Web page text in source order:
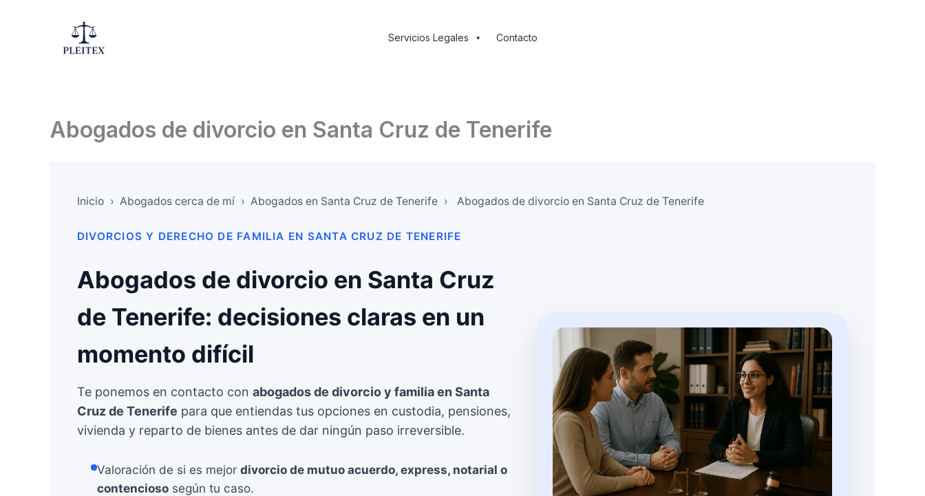
Servicios Legales Contacto
Abogados de divorcio en Santa Cruz de Tenerife
Inicio › Abogados cerca de mí › Abogados en Santa Cruz de Tenerife › Abogados de divorcio en Santa Cruz de Tenerife
DIVORCIOS Y DERECHO DE FAMILIA EN SANTA CRUZ DE TENERIFE
Abogados de divorcio en Santa Cruz
de Tenerife: decisiones claras en un
momento difícil
Te ponemos en contacto con abogados de divorcio y familia en Santa
Cruz de Tenerife para que entiendas tus opciones en custodia, pensiones,
vivienda y reparto de bienes antes de dar ningún paso irreversible.
Valoración de si es mejor divorcio de mutuo acuerdo, express, notarial o
contencioso según tu caso.